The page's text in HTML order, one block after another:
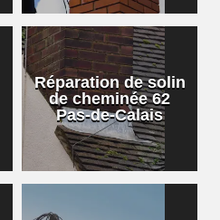
Réparation de solin
de cheminée 62
Pas-de-Calais